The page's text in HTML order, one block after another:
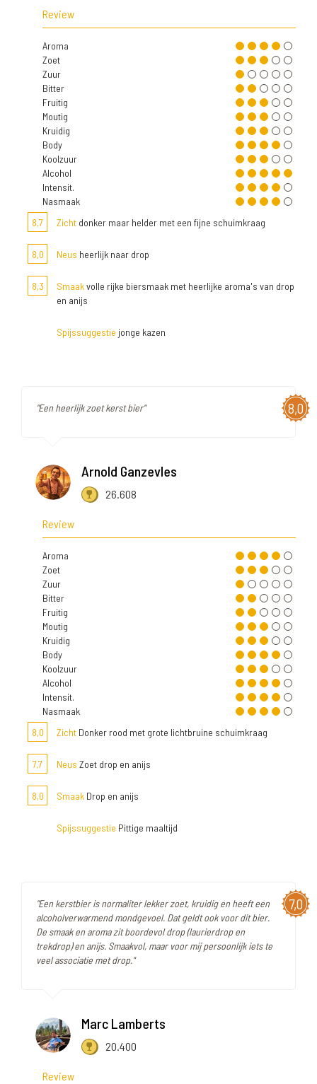
Review
Aroma
Zoet
Zuur
Bitter
Fruitig
Moutig
Kruidig
Body
Koolzuur
Alcohol
Intensit.
Nasmaak
8,7
Zicht donker maar helder met een fijne schuimkraag
8,0 Neus heerlijk naar drop
8,3 Smaakvolle rijke biersmaak met heerlijke aroma's van drop
en anijs
Spijssuggestie jonge kazen
8,0
"Een heerlijk zoet kerst bier"
Arnold Ganzevles
26.608
Review
Aroma
Zoet
Zuur
Bitter
Fruitig
Moutig
Kruidig
Body
Koolzuur
Alcohol
Intensit.
Nasmaak
8,0
Zicht Donker rood met grote lichtbruine schuimkraag
7,7 Neus Zoet drop en anijs
8,0 Smaak Drop en anijs
Spijssuggestie Pittige maaltijd
7,0
"Een kerstbier is normaliter lekker zoet, kruidig en heeft een
alcoholverwarmend mondgevoel. Dat geldt ook voor dit bier.
De smaak en aroma zit boordevol drop (laurierdrop en
trekdrop) en anijs. Smaakvol, maar voor mij persoonlijk iets te
veel associatie met drop."
Marc Lamberts
20.400
Review